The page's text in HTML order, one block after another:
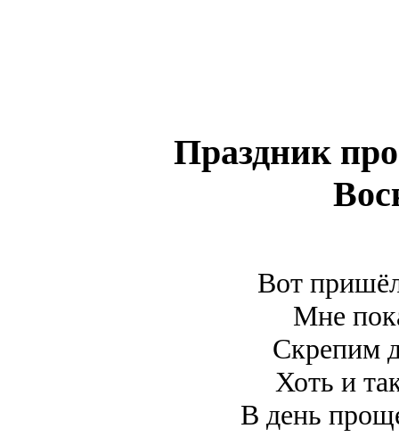
Праздник
Вот
Мне
Скрепим
Хоть и
В день